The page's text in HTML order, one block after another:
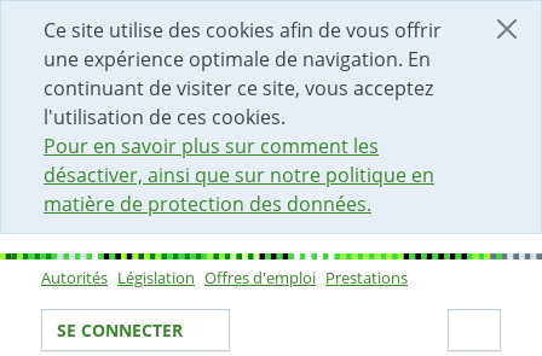
Ce site utilise des cookies afin de vous offrir
une expérience optimale de navigation. En
continuant de visiter ce site, vous acceptez
l'utilisation de ces cookies.
Pour en savoir plus sur comment les
désactiver, ainsi que sur notre politique en
matière de protection des données.
DÉBUT DU CONTENU DE LA PAGE
ACCÈS AU CHAMP DE RECHERCHE
PAGE D'ACCUEIL
FORMULAIRE DE CONTACT
Sous-navigation
Autorités Législation Offres d'emploi Prestations
Votre identité
SE CONNECTER